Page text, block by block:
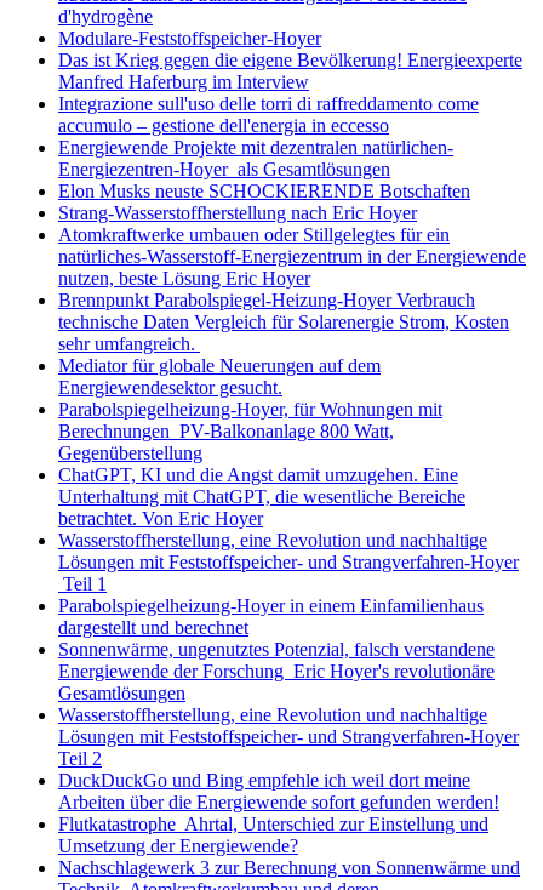
d'hydrogène
Modulare-Feststoffspeicher-Hoyer
Das ist Krieg gegen die eigene Bevölkerung! Energieexperte
Manfred Haferburg im Interview
Integrazione sull'uso delle torri di raffreddamento come
accumulo – gestione dell'energia in eccesso
Energiewende Projekte mit dezentralen natürlichen-
Energiezentren-Hoyer als Gesamtlösungen
Elon Musks neuste SCHOCKIERENDE Botschaften
Strang-Wasserstoffherstellung nach Eric Hoyer
Atomkraftwerke umbauen oder Stillgelegtes für ein
natürliches-Wasserstoff-Energiezentrum in der Energiewende
nutzen, beste Lösung Eric Hoyer
Brennpunkt Parabolspiegel-Heizung-Hoyer Verbrauch
technische Daten Vergleich für Solarenergie Strom, Kosten
sehr umfangreich.
Mediator für globale Neuerungen auf dem
Energiewendesektor gesucht.
Parabolspiegelheizung-Hoyer, für Wohnungen mit
Berechnungen PV-Balkonanlage 800 Watt,
Gegenüberstellung
ChatGPT, KI und die Angst damit umzugehen. Eine
Unterhaltung mit ChatGPT, die wesentliche Bereiche
betrachtet. Von Eric Hoyer
Wasserstoffherstellung, eine Revolution und nachhaltige
Lösungen mit Feststoffspeicher- und Strangverfahren-Hoyer
Teil 1
Parabolspiegelheizung-Hoyer in einem Einfamilienhaus
dargestellt und berechnet
Sonnenwärme, ungenutztes Potenzial, falsch verstandene
Energiewende der Forschung Eric Hoyer's revolutionäre
Gesamtlösungen
Wasserstoffherstellung, eine Revolution und nachhaltige
Lösungen mit Feststoffspeicher- und Strangverfahren-Hoyer
Teil 2
DuckDuckGo und Bing empfehle ich weil dort meine
Arbeiten über die Energiewende sofort gefunden werden!
Flutkatastrophe Ahrtal, Unterschied zur Einstellung und
Umsetzung der Energiewende?
Nachschlagewerk 3 zur Berechnung von Sonnenwärme und